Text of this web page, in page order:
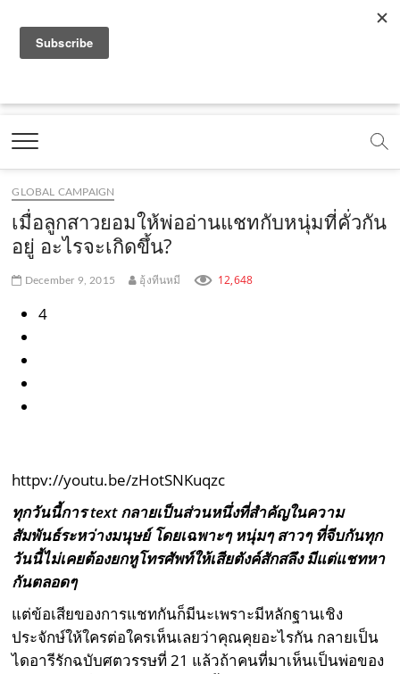
a
e
b
o
o
k
o
t
b
e
.
.
o
e
m
e
t
g
a
t
k
c
Marketing Oops!
DIGITAL | CREATIVE | ADVERTISING | CAMPAIGN |
GLOBAL CAMPAIGN
เมื่อลูกสาวยอมให้พ่ออ่านแชทกับหนุ่มที่คั่วกัน
อยู่ อะไรจะเกิดขึ้น?
December 9, 2015 อุ้งทีนหมี 12,648
4
httpv://youtu.be/zHotSNKuqzc
ทุกวันนี้การ text กลายเป็นส่วนหนึ่งที่สำคัญในความ
สัมพันธ์ระหว่างมนุษย์ โดยเฉพาะๆ หนุ่มๆ สาวๆ ที่จีบกันทุก
วันนี้ไม่เคยต้องยกหูโทรศัพท์ให้เสียตังค์สักสลึง มีแต่แชทหา
กันตลอดๆ
แต่ข้อเสียของการแชทกันก็มีนะเพราะมีหลักฐานเชิง
ประจักษ์ให้ใครต่อใครเห็นเลยว่าคุณคุยอะไรกัน กลายเป็น
ไดอารีรักฉบับศตวรรษที่ 21 แล้วถ้าคนที่มาเห็นเป็นพ่อของ